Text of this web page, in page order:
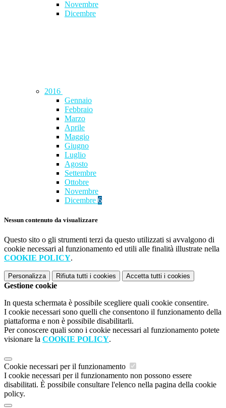
Novembre
Dicembre
2016
Gennaio
Febbraio
Marzo
Aprile
Maggio
Giugno
Luglio
Agosto
Settembre
Ottobre
Novembre
Dicembre 6
Nessun contenuto da visualizzare
Questo sito o gli strumenti terzi da questo utilizzati si avvalgono di
cookie necessari al funzionamento ed utili alle finalità illustrate nella
COOKIE POLICY.
Personalizza Rifiuta tutti i cookies Accetta tutti i cookies
Gestione cookie
In questa schermata è possibile scegliere quali cookie consentire.
I cookie necessari sono quelli che consentono il funzionamento della
piattaforma e non è possibile disabilitarli.
Per conoscere quali sono i cookie necessari al funzionamento potete
visionare la COOKIE POLICY.
Cookie necessari per il funzionamento
I cookie necessari per il funzionamento non possono essere
disabilitati. È possibile consultare l'elenco nella pagina della cookie
policy.